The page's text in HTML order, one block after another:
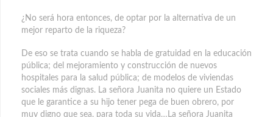
¿No será hora entonces, de optar por la alternativa de un
mejor reparto de la riqueza?
De eso se trata cuando se habla de gratuidad en la educación
pública; del mejoramiento y construcción de nuevos
hospitales para la salud pública; de modelos de viviendas
sociales más dignas. La señora Juanita no quiere un Estado
que le garantice a su hijo tener pega de buen obrero, por
muy digno que sea, para toda su vida…La señora Juanita